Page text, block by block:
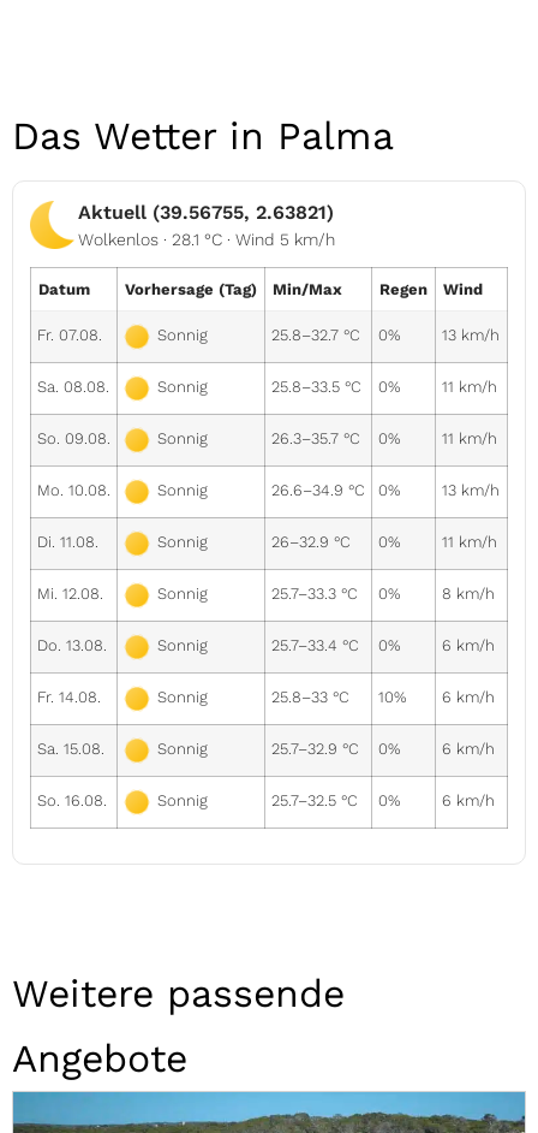
Das Wetter in Palma
Aktuell (39.56755, 2.63821)
Wolkenlos · 28.1 °C · Wind 5 km/h
Datum Vorhersage (Tag) Min/Max Regen Wind
Fr. 07.08. Sonnig 25.8–32.7 °C 0% 13 km/h
Sa. 08.08. Sonnig 25.8–33.5 °C 0% 11 km/h
So. 09.08. Sonnig 26.3–35.7 °C 0% 11 km/h
Mo. 10.08. Sonnig 26.6–34.9 °C 0% 13 km/h
Di. 11.08. Sonnig 26–32.9 °C 0% 11 km/h
Mi. 12.08. Sonnig 25.7–33.3 °C 0% 8 km/h
Do. 13.08. Sonnig 25.7–33.4 °C 0% 6 km/h
Fr. 14.08. Sonnig 25.8–33 °C 10% 6 km/h
Sa. 15.08. Sonnig 25.7–32.9 °C 0% 6 km/h
So. 16.08. Sonnig 25.7–32.5 °C 0% 6 km/h
Weitere passende
Angebote